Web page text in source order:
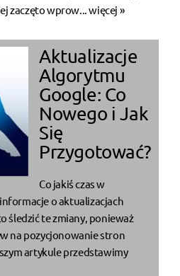
zaczęto wprow...więcej »
Aktualizacje
Algorytmu
Google: Co
Nowego i Jak
Się
Przygotować?
Co jakiś czas w
o aktualizacjach
śledzić te zmiany, ponieważ
na pozycjonowanie stron
artykule przedstawimy